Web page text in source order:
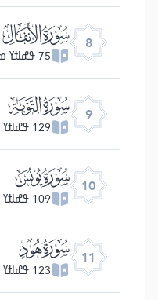
8 ﮔ
75 ߟߝߊߙߌ ߘߏ߫
9 ﮕ
129 ߟߝߊߙߌ ߘߏ߫
10 ﮖ
109 ߟߝߊߙߌ ߘߏ߫
11 ﮗ
123 ߟߝߊߙߌ ߘߏ߫